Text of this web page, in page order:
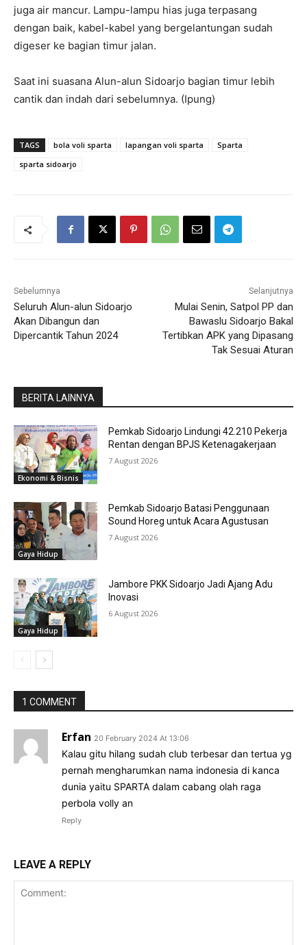
juga air mancur. Lampu-lampu hias juga terpasang
dengan baik, kabel-kabel yang bergelantungan sudah
digeser ke bagian timur jalan.
Saat ini suasana Alun-alun Sidoarjo bagian timur lebih
cantik dan indah dari sebelumnya. (Ipung)
TAGS bola voli sparta lapangan voli sparta
Sparta
sparta sidoarjo
Sebelumnya
Seluruh Alun-alun Sidoarjo
Akan Dibangun dan
Dipercantik Tahun 2024
Selanjutnya
Mulai Senin, Satpol PP dan
Bawaslu Sidoarjo Bakal
Tertibkan APK yang Dipasang
Tak Sesuai Aturan
BERITA LAINNYA
Ekonomi & Bisnis
Pemkab Sidoarjo Lindungi 42.210 Pekerja
Rentan dengan BPJS Ketenagakerjaan
7 August 2026
Gaya Hidup
Pemkab Sidoarjo Batasi Penggunaan
Sound Horeg untuk Acara Agustusan
7 August 2026
Gaya Hidup
Jambore PKK Sidoarjo Jadi Ajang Adu
Inovasi
6 August 2026
1 COMMENT
Erfan 20 February 2024 At 13:06
Kalau gitu hilang sudah club terbesar dan tertua yg
pernah mengharumkan nama indonesia di kanca
dunia yaitu SPARTA dalam cabang olah raga
perbola volly an
Reply
LEAVE A REPLY